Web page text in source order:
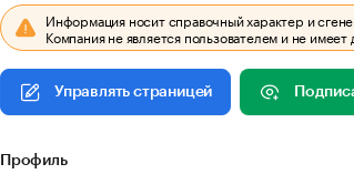
Информация носит справочный характер и
Компания не является пользователем и не
Управлять страницей
Профиль